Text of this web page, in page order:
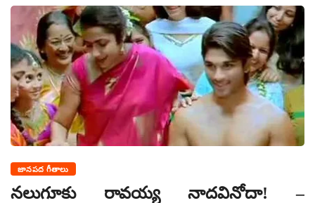
జానపద గీతాలు
నలుగూకు రావయ్య నాదవినోదా! –